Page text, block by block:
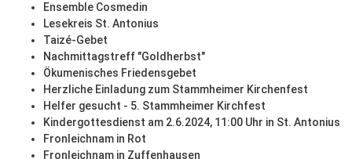
Ensemble Cosmedin
Lesekreis St. Antonius
Taizé-Gebet
Nachmittagstreff "Goldherbst"
Ökumenisches Friedensgebet
Herzliche Einladung zum Stammheimer Kirchenfest
Helfer gesucht - 5. Stammheimer Kirchfest
Kindergottesdienst am 2.6.2024, 11:00 Uhr in St. Antonius
Fronleichnam in Rot
Fronleichnam in Zuffenhausen